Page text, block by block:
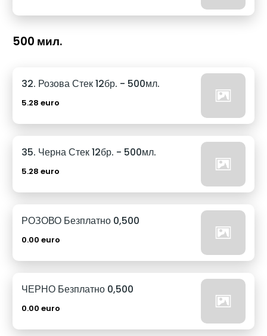
500 мил.
32. Розова Стек 12бр. - 500мл.
5.28 euro
35. Черна Стек 12бр. - 500мл.
5.28 euro
РОЗОВО Безплатно 0,500
0.00 euro
ЧЕРНО Безплатно 0,500
0.00 euro